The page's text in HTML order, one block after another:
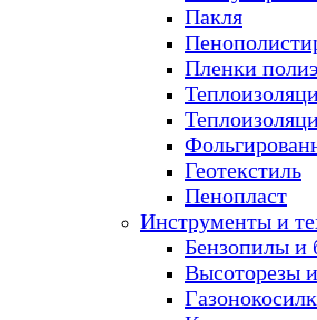
Пакля
Пленки
Геотекстиль
Пенопласт
Инструменты и
Бензопилы и
Высоторезы